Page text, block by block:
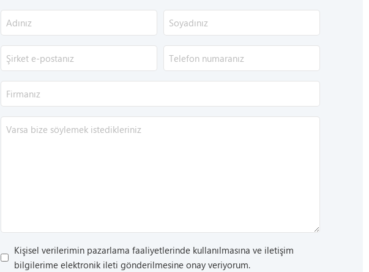
Soyad
E-
posta
*
Telefon
*
Firma
Adı
*Mesajı
Pazarlama
Faaliyetleri
Kişisel verilerimin pazarlama faaliyetlerinde kullanılmasına ve iletişim
bilgilerime elektronik ileti gönderilmesine onay veriyorum.